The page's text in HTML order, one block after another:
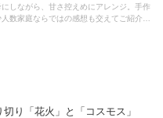
しながら、甘さ控えめにアレンジ。手作
数家庭ならではの感想も交えてご紹介し
り「花火」と「コスモス」